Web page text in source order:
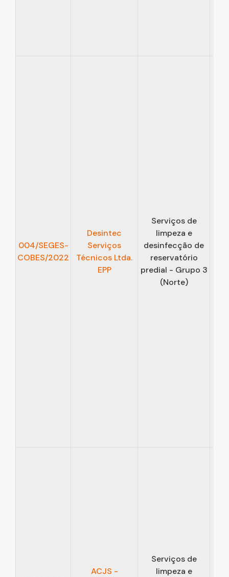
004/SEGES-
COBES/2022
Desintec
Serviços
Técnicos Ltda.
EPP
Serviços de
limpeza e
desinfecção de
reservatório
predial - Grupo 3
(Norte)
ACJS -
Serviços de
limpeza e